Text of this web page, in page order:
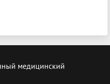
медицинский